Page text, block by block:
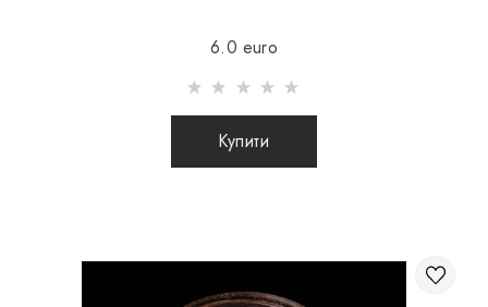
Відправлення здійснюється після 100% передоплати
товару з урахуванням вартості доставки (міжнародні
посилки післяплатою не відправляються)
6.0 euro
Купити